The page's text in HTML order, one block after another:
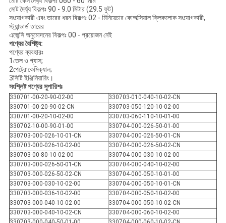
মোট দৈর্ঘ্য বিকল্পঃ 90 - 9.0 মিটার (29.5 ফুট)
সংযোগকারী এবং তারের ধরন বিকল্পঃ 02 - মিনিয়েচার কোঅক্সিয়াল ক্লিকলোক সংযোগকারী,
স্ট্যান্ডার্ড তারের
এজেন্সি অনুমোদনের বিকল্পঃ 00 - প্রয়োজন নেই
পণ্যের বৈশিষ্ট্য:
পণ্যের ব্যবহারঃ
1তেল ও গ্যাস;
2পেট্রোকেমিক্যাল;
3সিটি ইঞ্জিনিয়ারিং।
সংশ্লিষ্ট পণ্যের সুপারিশঃ
330701-00-20-90-02-00
330703-010-040-10-02-CN
330701-00-20-90-02-CN
330703-050-120-10-02-00
330701-00-20-10-02-00
330703-060-110-10-01-00
330702-10-00-90-01-00
330704-000-026-50-01-00
330703-000-026-10-01-CN
330704-000-026-50-01-CN
330703-000-026-10-02-00
330704-000-026-50-02-CN
330703-00-80-10-02-00
330704-000-030-10-02-00
330703-000-026-50-01-CN
330704-000-040-10-02-00
330703-000-026-50-02-CN
330704-000-050-10-01-00
330703-000-030-10-02-00
330704-000-050-10-01-CN
330703-000-036-10-02-00
330704-000-050-10-02-00
330703-000-040-10-02-00
330704-000-050-10-02-CN
330703-000-040-10-02-CN
330704-000-060-10-02-00